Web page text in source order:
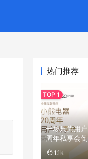
热门推荐
一场只为用
周年私享会
1.1k